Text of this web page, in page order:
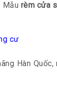
Mẫu rèm cửa
Hàn